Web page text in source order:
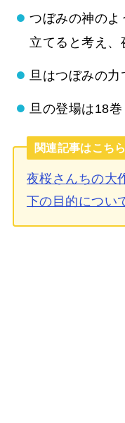
つぼみの神のよ
立てると考え、
旦はつぼみの力
旦の登場は18
関連記事はこちら
夜桜さんちの大
下の目的につい